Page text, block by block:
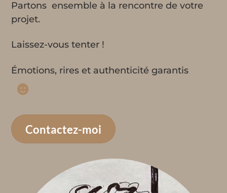
Partons ensemble à la rencontre de votre
projet.
Laissez-vous tenter !
Émotions, rires et authenticité garantis
Contactez-moi